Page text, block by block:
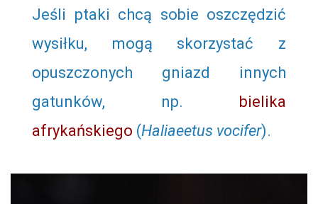
Jeśli ptaki chcą sobie oszczędzić
wysiłku, mogą skorzystać z
opuszczonych gniazd innych
gatunków, np. bielika
afrykańskiego (Haliaeetus vocifer).